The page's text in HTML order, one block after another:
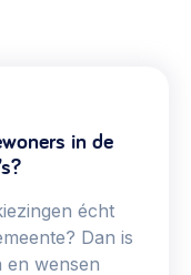
in de
écht
Dan is
en wensen